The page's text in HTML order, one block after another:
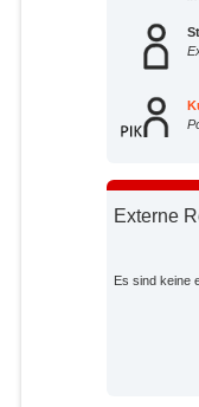
Externe
Es sind keine